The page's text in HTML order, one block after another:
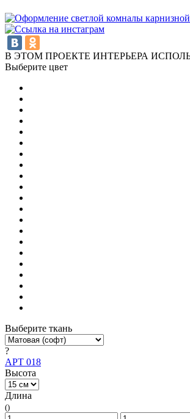
В ЭТОМ ПРОЕКТЕ ИНТЕРЬЕРА
Выберите цвет
Выберите ткань
?
АРТ 018
Высота
Длина
()